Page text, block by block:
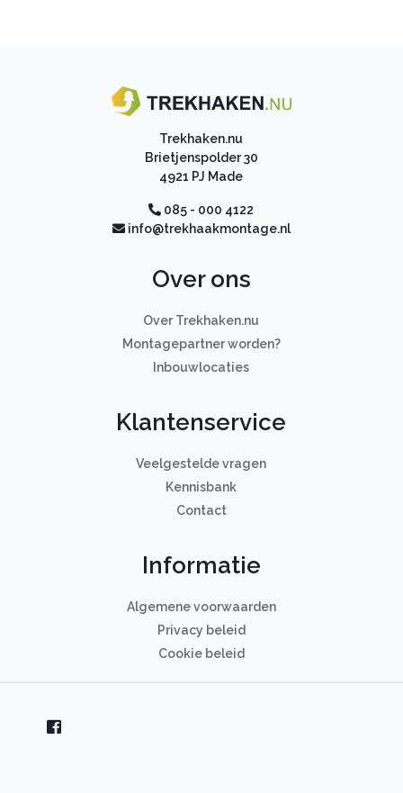
Trekhaken.nu
Brietjenspolder 30
4921 PJ Made
085 - 000 4122
info@trekhaakmontage.nl
Over ons
Over Trekhaken.nu
Montagepartner worden?
Inbouwlocaties
Klantenservice
Veelgestelde vragen
Kennisbank
Contact
Informatie
Algemene voorwaarden
Privacy beleid
Cookie beleid